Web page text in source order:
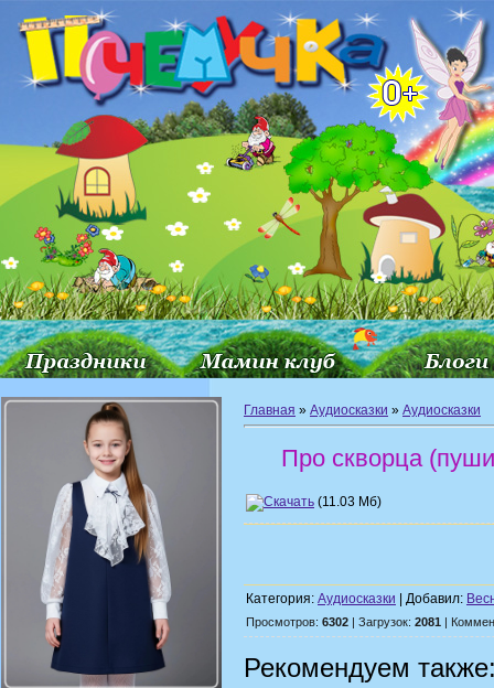
Главная » Аудиосказки » Аудиосказки
Про скворца
(11.03 Мб)
Категория: Аудиосказки | Добавил:
Просмотров: 6302 | Загрузок: 2081 |
Рекомендуем